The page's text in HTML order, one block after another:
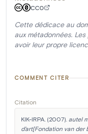
CC0
Cette dédicace au
aux métadonnées.
avoir leur propre
COMMENT CITER
Citation
KIK-IRPA. (2007). autel
d'art[Fondation van der